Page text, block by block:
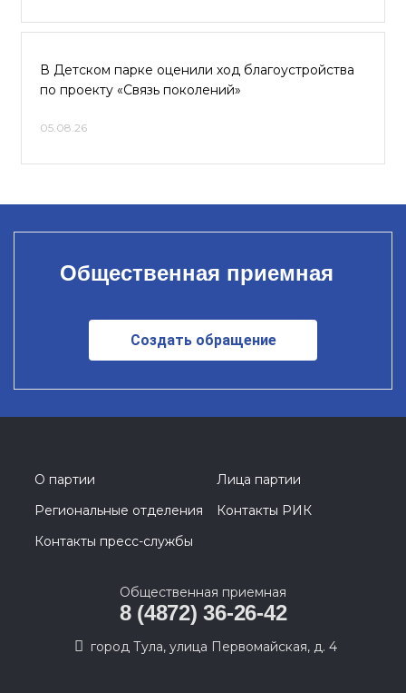
В Детском парке оценили ход благоустройства
по проекту «Связь поколений»
05.08.26
Общественная приемная
Создать обращение
О партии
Лица партии
Региональные отделения
Контакты РИК
Контакты пресс-службы
Общественная приемная
8 (4872) 36-26-42
город Тула, улица Первомайская, д. 4